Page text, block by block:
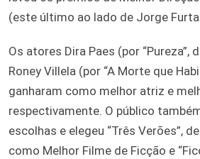
(este último ao lado de Jorge
Os atores Dira Paes (por “Pureza”,
Roney Villela (por “A Morte que
ganharam como melhor atriz e
respectivamente. O público
escolhas e elegeu “Três Verões”,
como Melhor Filme de Ficção e